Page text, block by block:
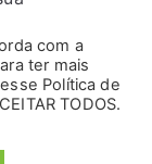
do Rio de
com a
ter mais
Política de
TODOS.